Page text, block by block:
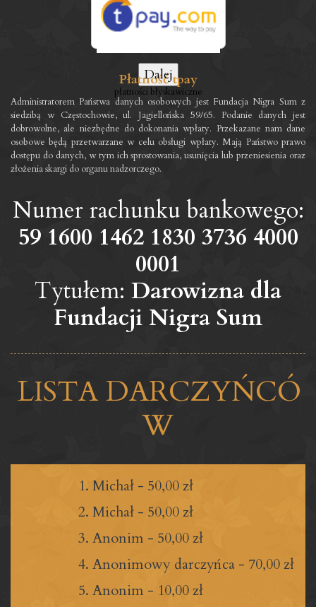
Płatność tpay
płatności błyskawiczne
Administratorem Państwa danych osobowych jest Fundacja Nigra Sum z
siedzibą w Częstochowie, ul. Jagiellońska 59/65. Podanie danych jest
dobrowolne, ale niezbędne do dokonania wpłaty. Przekazane nam dane
osobowe będą przetwarzane w celu obsługi wpłaty. Mają Państwo prawo
dostępu do danych, w tym ich sprostowania, usunięcia lub przeniesienia oraz
złożenia skargi do organu nadzorczego.
Numer rachunku bankowego:
59 1600 1462 1830 3736 4000
0001
Tytułem: Darowizna dla
Fundacji Nigra Sum
LISTA DARCZYŃCÓ
W
Michał - 50,00 zł
Michał - 50,00 zł
Anonim - 50,00 zł
Anonimowy darczyńca - 70,00 zł
Anonim - 10,00 zł